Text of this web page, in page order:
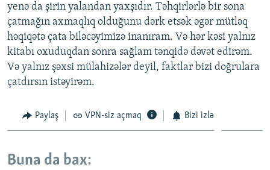
yenə da şirin yalandan yaxşıdır. Təhqirlərlə bir sona
çatmağın axmaqlıq olduğunu dərk etsək əgər mütləq
həqiqətə çata biləcəyimizə inanıram. Və hər kəsi yalnız
kitabı oxuduqdan sonra sağlam tənqidə dəvət edirəm.
Və yalnız şəxsi mülahizələr deyil, faktlar bizi doğrulara
çatdırsın istəyirəm.
Paylaş VPN-siz açmaq Bizi izlə
Buna da bax: